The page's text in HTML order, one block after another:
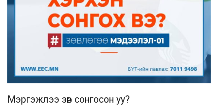
Мэргэжлээ зөв сонгосон уу?